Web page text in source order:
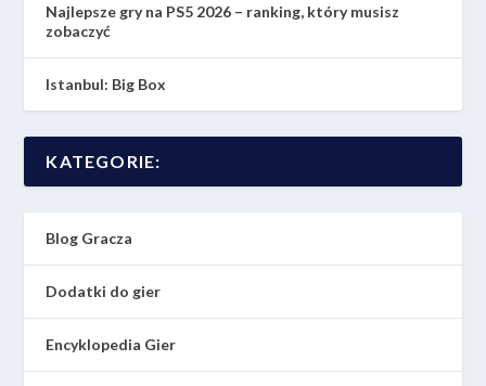
Najlepsze gry na PS5 2026 – ranking, który musisz
zobaczyć
Istanbul: Big Box
KATEGORIE:
Blog Gracza
Dodatki do gier
Encyklopedia Gier